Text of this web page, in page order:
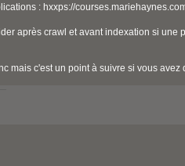
: hxxps://
après crawl et avant indexation si
mais c'est un point à suivre si vous